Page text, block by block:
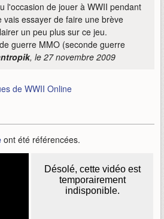
l'occasion de jouer à WWII pendant
vais essayer de faire une brève
un peu plus sur ce jeu.
guerre MMO (seconde guerre
, le 27 novembre 2009
de WWII Online
ont été référencées.